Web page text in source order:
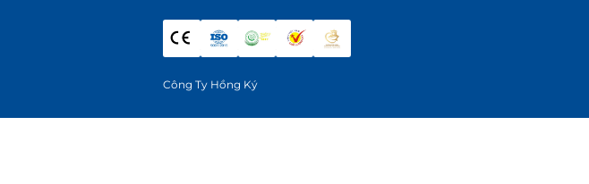
Công Ty Hồng Ký